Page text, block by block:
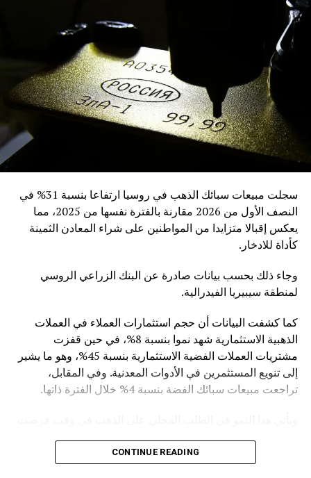
سجلت مبيعات سبائك الذهب في روسيا ارتفاعا بنسبة 31% في
النصف الأول من 2026 مقارنة بالفترة نفسها من 2025، مما
يعكس إقبالا متزايدا من المواطنين على شراء المعادن الثمينة
كأداة للادخار.
وجاء ذلك بحسب بيانات صادرة عن البنك الزراعي الروسي
لمنطقة سيبيريا الفيدرالية.
كما كشفت البيانات أن حجم استثمارات العملاء في العملات
الذهبية الاستثمارية شهد نموا بنسبة 8%، في حين قفزت
مشتريات العملات الفضية الاستثمارية بنسبة 45%، وهو ما يشير
إلى تنويع المستثمرين في الأدوات المعدنية. وفي المقابل،
تراجعت مبيعات سبائك الفضة بنسبة 4% خلال الفترة ذاتها.
بوتين في مارس الماضي مرسوما يمنع تصدير سبائك الذهب التي
CONTINUE READING